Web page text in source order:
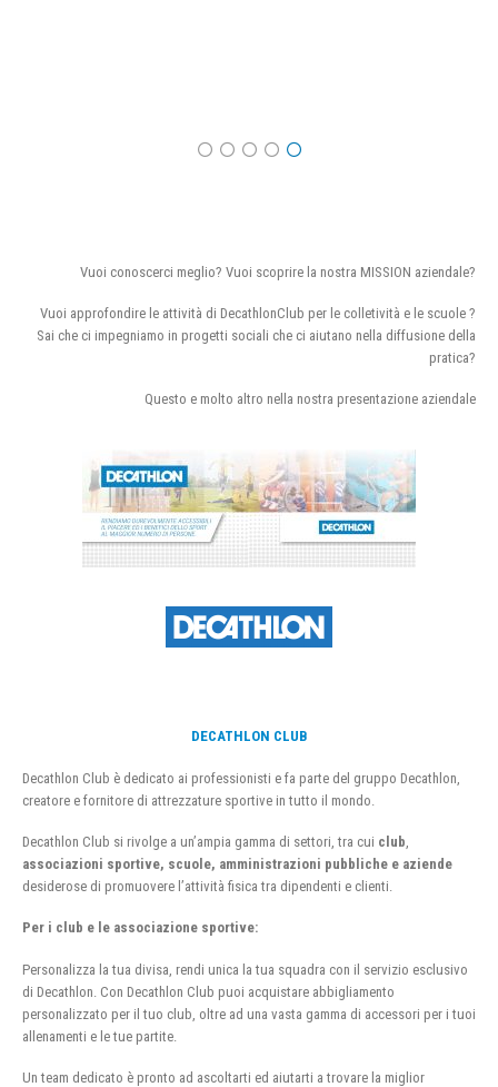
Vuoi conoscerci meglio? Vuoi scoprire la nostra MISSION aziendale?
Vuoi approfondire le attività di DecathlonClub per le colletività e le scuole ?
Sai che ci impegniamo in progetti sociali che ci aiutano nella diffusione della
pratica?
Questo e molto altro nella nostra presentazione aziendale
DECATHLON CLUB
Decathlon Club è dedicato ai professionisti e fa parte del gruppo Decathlon,
creatore e fornitore di attrezzature sportive in tutto il mondo.
Decathlon Club si rivolge a un’ampia gamma di settori, tra cui club
associazioni sportive, scuole, amministrazioni pubbliche e aziende
desiderose di promuovere l’attività fisica tra dipendenti e clienti.
Per i club e le associazione sportive:
Personalizza la tua divisa, rendi unica la tua squadra con il servizio esclusivo
di Decathlon. Con Decathlon Club puoi acquistare abbigliamento
personalizzato per il tuo club, oltre ad una vasta gamma di accessori per i tuoi
allenamenti e le tue partite.
Un team dedicato è pronto ad ascoltarti ed aiutarti a trovare la miglior